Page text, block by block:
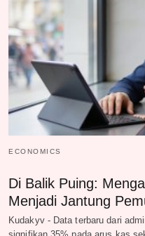
ECONOMICS
Di Balik Puing:
Menjadi Jantung
Kudakyv - Data terbaru dari